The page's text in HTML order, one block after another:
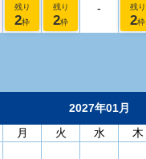
残り
2枠
残り
2枠
-
残り
2枠
2027年01月
月
火 水 木